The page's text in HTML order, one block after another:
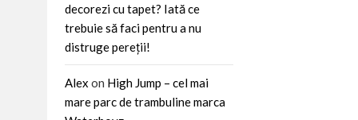
decorezi cu tapet? Iată ce
trebuie să faci pentru a nu
distruge pereții!
Alex on High Jump – cel mai
mare parc de trambuline marca